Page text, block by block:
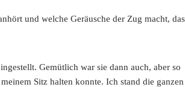
und welche Geräusche der Zug macht, das
Gemütlich war sie dann auch, aber so
Sitz halten konnte. Ich stand die ganzen